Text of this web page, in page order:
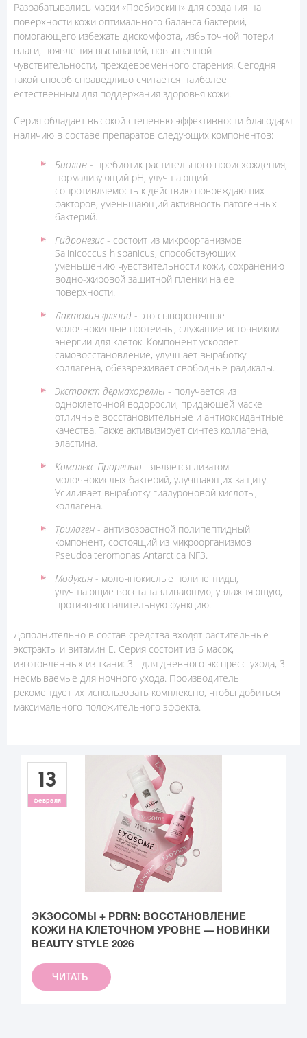
Разрабатывались маски «Пребиоскин» для создания на
поверхности кожи оптимального баланса бактерий,
помогающего избежать дискомфорта, избыточной потери
влаги, появления высыпаний, повышенной
чувствительности, преждевременного старения. Сегодня
такой способ справедливо считается наиболее
естественным для поддержания здоровья кожи.
Серия обладает высокой степенью эффективности благодаря
наличию в составе препаратов следующих компонентов:
Биолин - пребиотик растительного происхождения,
нормализующий pH, улучшающий
сопротивляемость к действию повреждающих
факторов, уменьшающий активность патогенных
бактерий.
Гидронезис - состоит из микроорганизмов
Salinicoccus hispanicus, способствующих
уменьшению чувствительности кожи, сохранению
водно-жировой защитной пленки на ее
поверхности.
Лактокин флюид - это сывороточные
молочнокислые протеины, служащие источником
энергии для клеток. Компонент ускоряет
самовосстановление, улучшает выработку
коллагена, обезвреживает свободные радикалы.
Экстракт дермахореллы - получается из
одноклеточной водоросли, придающей маске
отличные восстановительные и антиоксидантные
качества. Также активизирует синтез коллагена,
эластина.
Комплекс Проренью - является лизатом
молочнокислых бактерий, улучшающих защиту.
Усиливает выработку гиалуроновой кислоты,
коллагена.
Трилаген - антивозрастной полипептидный
компонент, состоящий из микроорганизмов
Pseudoalteromonas Antarctica NF3.
Модукин - молочнокислые полипептиды,
улучшающие восстанавливающую, увлажняющую,
противовоспалительную функцию.
Дополнительно в состав средства входят растительные
экстракты и витамин Е. Серия состоит из 6 масок,
изготовленных из ткани: 3 - для дневного экспресс-ухода, 3 -
несмываемые для ночного ухода. Производитель
рекомендует их использовать комплексно, чтобы добиться
максимального положительного эффекта.
13
февраля
ЭКЗОСОМЫ + PDRN: ВОССТАНОВЛЕНИЕ
КОЖИ НА КЛЕТОЧНОМ УРОВНЕ — НОВИНКИ
BEAUTY STYLE 2026
ЧИТАТЬ